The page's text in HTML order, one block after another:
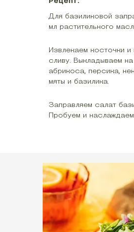
Для базиликовой
мл растительного
Извлекаем косточки
сливу. Выкладываем
абрикоса, персика,
мяты и базилика.
Заправляем салат
Пробуем и